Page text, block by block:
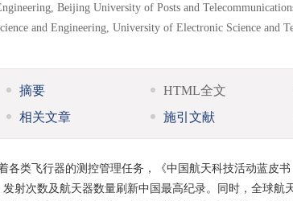
Beijing University of Posts and
and Engineering, University of Electronic Science and
摘要 HTML全文
相关文章
施引文献
各类飞行器的测控管理任务，《中国航天科技活动蓝皮书
射次数及航天器数量刷新中国最高纪录。同时，全球